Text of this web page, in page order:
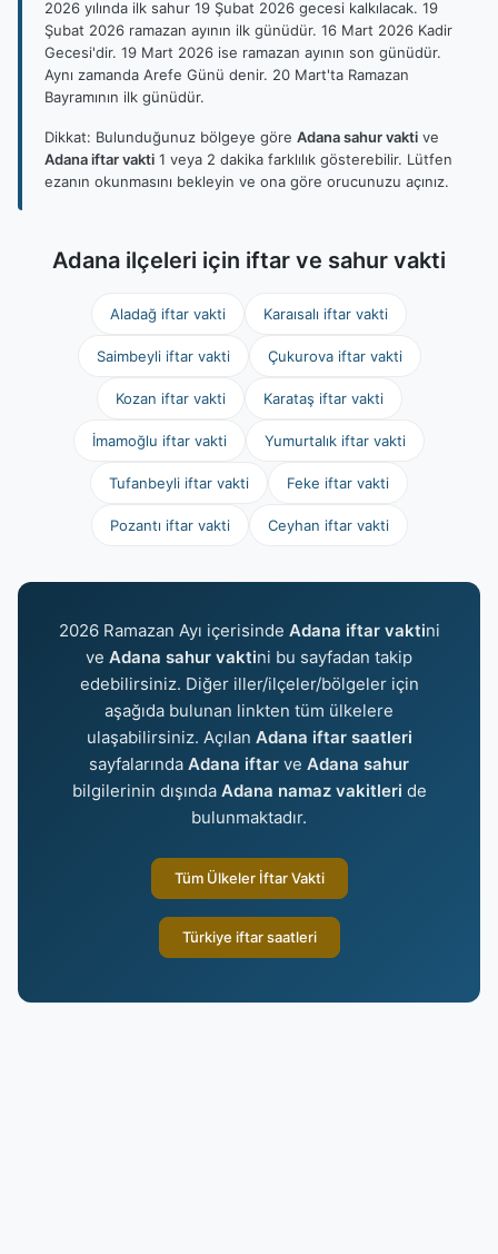
2026 yılında ilk sahur 19 Şubat 2026 gecesi kalkılacak. 19
Şubat 2026 ramazan ayının ilk günüdür. 16 Mart 2026 Kadir
Gecesi'dir. 19 Mart 2026 ise ramazan ayının son günüdür.
Aynı zamanda Arefe Günü denir. 20 Mart'ta Ramazan
Bayramının ilk günüdür.
Dikkat: Bulunduğunuz bölgeye göre Adana sahur vakti ve
Adana iftar vakti 1 veya 2 dakika farklılık gösterebilir. Lütfen
ezanın okunmasını bekleyin ve ona göre orucunuzu açınız.
Adana ilçeleri için iftar ve sahur vakti
Aladağ iftar vakti Karaısalı iftar vakti
Saimbeyli iftar vakti Çukurova iftar vakti
Kozan iftar vakti Karataş iftar vakti
İmamoğlu iftar vakti Yumurtalık iftar vakti
Tufanbeyli iftar vakti Feke iftar vakti
Pozantı iftar vakti Ceyhan iftar vakti
2026 Ramazan Ayı içerisinde Adana iftar vaktini
ve Adana sahur vaktini bu sayfadan takip
edebilirsiniz. Diğer iller/ilçeler/bölgeler için
aşağıda bulunan linkten tüm ülkelere
ulaşabilirsiniz. Açılan Adana iftar saatleri
sayfalarında Adana iftar ve Adana sahur
bilgilerinin dışında Adana namaz vakitleri de
bulunmaktadır.
Tüm Ülkeler İftar Vakti
Türkiye iftar saatleri